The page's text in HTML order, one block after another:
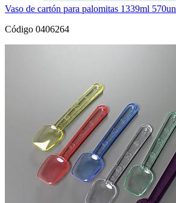
Vaso de cartón para palomitas 1339ml 570un
Código 0406264